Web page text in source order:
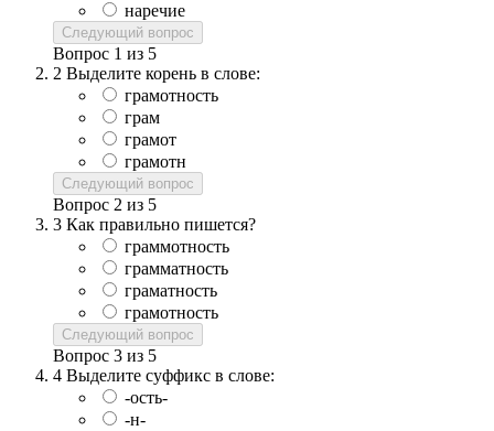
наречие
Следующий вопрос
Вопрос 1 из 5
2 Выделите корень в слове:
грамотность
грам
грамот
грамотн
Следующий вопрос
Вопрос 2 из 5
3 Как правильно пишется?
граммотность
грамматность
граматность
грамотность
Следующий вопрос
Вопрос 3 из 5
4 Выделите суффикс в слове:
-ость-
-н-